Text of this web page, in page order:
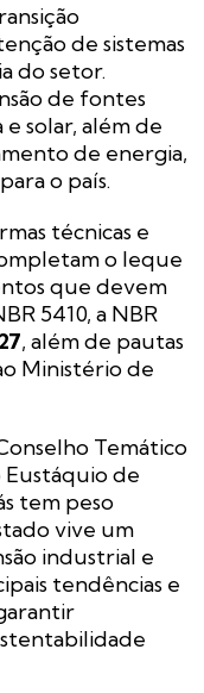
de sistemas
do setor.
de fontes
solar, além de
de energia,
o país.
técnicas e
o leque
que devem
5410, a NBR
, além de pautas
Ministério de
Temático
de
tem peso
vive um
industrial e
tendências e